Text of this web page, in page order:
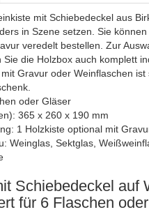
mit Schiebedeckel aus
in Szene setzen. Sie
veredelt bestellen. Zur
Sie die Holzbox auch komplett
Gravur oder Weinflaschen
oder Gläser
365 x 260 x 190 mm
1 Holzkiste optional mit
Weinglas, Sektglas,
Schiebedeckel auf
für 6 Flaschen